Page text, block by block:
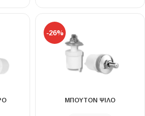
-26%
ΜΠΟΥΤΟΝ ΨΙΛΟ